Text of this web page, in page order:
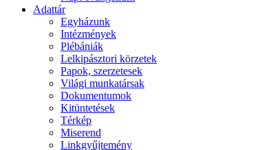
Adattár
Egyházunk
Intézmények
Plébániák
Lelkipásztori körzetek
Papok, szerzetesek
Világi munkatársak
Dokumentumok
Kitüntetések
Térkép
Miserend
Linkgyűjtemény